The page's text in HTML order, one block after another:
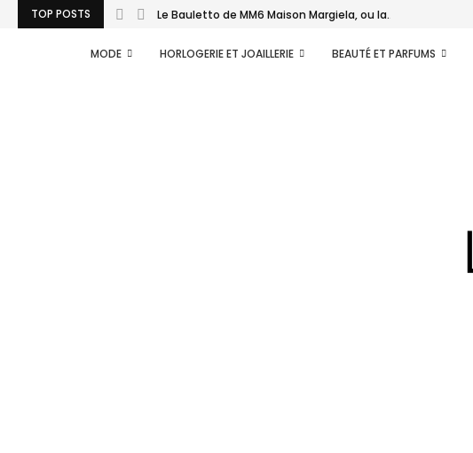
TOP POSTS Le Bauletto de MM6 Maison Margiela, ou la...
MODE HORLOGERIE ET JOAILLERIE BEAUTÉ ET PARFUMS